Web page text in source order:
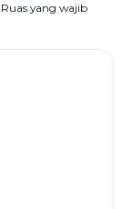
Ruas yang wajib